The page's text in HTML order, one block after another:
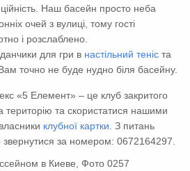
Наш басейн просто неба
очей з вулиці, тому гості
і розслаблено.
для гри в настільний теніс та
точно не буде нудно біля басейну.
«5 Елемент» – це клуб закритого
територію та скористатися нашими
клубної картки . З питань
звернутися за номером: 0672164297.